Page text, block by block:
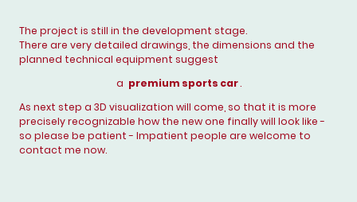
The project is still in the development stage.
There are very detailed drawings, the dimensions and the
planned technical equipment suggest
a premium sports car.
As next step a 3D visualization will come, so that it is more
precisely recognizable how the new one finally will look like -
so please be patient - Impatient people are welcome to
contact me now.